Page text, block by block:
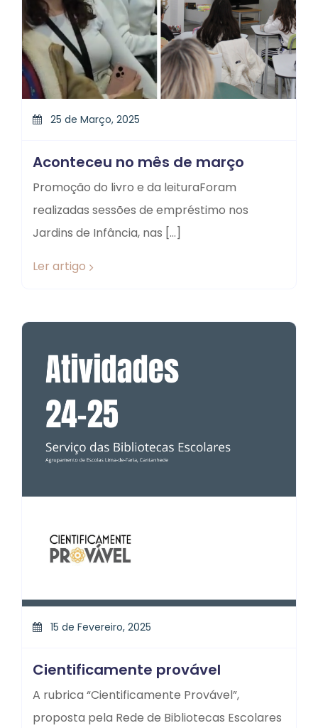
25 de Março, 2025
Aconteceu no mês de março
Promoção do livro e da leituraForam
realizadas sessões de empréstimo nos
Jardins de Infância, nas […]
Ler artigo
15 de Fevereiro, 2025
Cientificamente provável
A rubrica “Cientificamente Provável”,
proposta pela Rede de Bibliotecas Escolares